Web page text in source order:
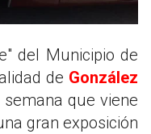
del Municipio de
de González
que viene
gran exposición